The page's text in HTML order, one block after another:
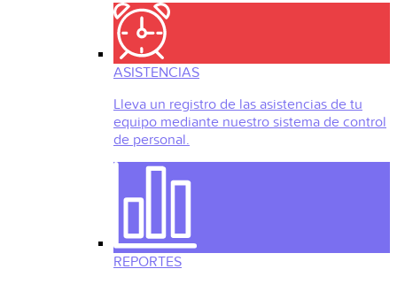
ASISTENCIAS
Lleva un registro de las asistencias de tu
equipo mediante nuestro sistema de control
de personal.
REPORTES